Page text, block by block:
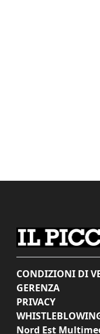
CONDIZIONI DI
GERENZA
PRIVACY
Nord Est